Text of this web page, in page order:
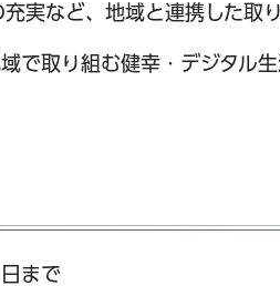
実など、地域と連携した取
で取り組む健幸・デジタル
まで